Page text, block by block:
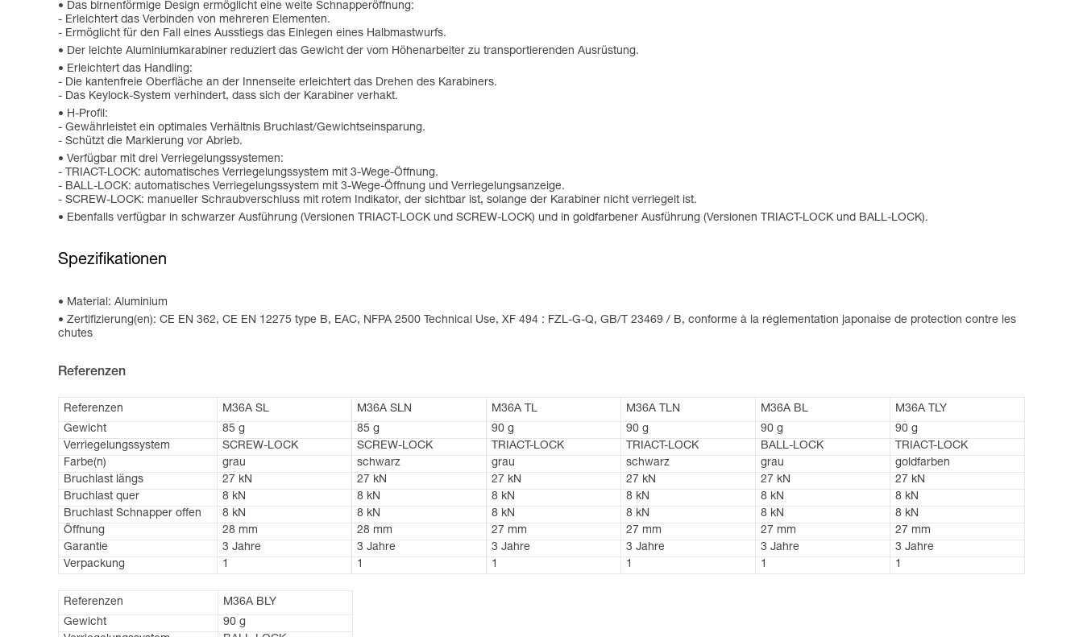
Das birnenförmige Design ermöglicht eine weite Schnapperöffnung:
- Erleichtert das Verbinden von mehreren Elementen.
- Ermöglicht für den Fall eines Ausstiegs das Einlegen eines Halbmastwurfs.
Der leichte Aluminiumkarabiner reduziert das Gewicht der vom Höhenarbeiter zu transportierenden Ausrüstung.
Erleichtert das Handling:
- Die kantenfreie Oberfläche an der Innenseite erleichtert das Drehen des Karabiners.
- Das Keylock-System verhindert, dass sich der Karabiner verhakt.
H-Profil:
- Gewährleistet ein optimales Verhältnis Bruchlast/Gewichtseinsparung.
- Schützt die Markierung vor Abrieb.
Verfügbar mit drei Verriegelungssystemen:
- TRIACT-LOCK: automatisches Verriegelungssystem mit 3-Wege-Öffnung.
- BALL-LOCK: automatisches Verriegelungssystem mit 3-Wege-Öffnung und Verriegelungsanzeige.
- SCREW-LOCK: manueller Schraubverschluss mit rotem Indikator, der sichtbar ist, solange der Karabiner nicht verriegelt ist.
Ebenfalls verfügbar in schwarzer Ausführung (Versionen TRIACT-LOCK und SCREW-LOCK) und in goldfarbener Ausführung (Versionen TRIACT-LOCK und BALL-LOCK).
Spezifikationen
Material: Aluminium
Zertifizierung(en): CE EN 362, CE EN 12275 type B, EAC, NFPA 2500 Technical Use, XF 494 : FZL-G-Q, GB/T 23469 / B, conforme à la réglementation japonaise de protection contre les
chutes
Referenzen
Referenzen M36A SL M36A SLN M36A TL M36A TLN M36A BL
M36A TLY
Gewicht
85 g 85 g 90 g 90 g 90 g
90 g
Verriegelungssystem
SCREW-LOCK SCREW-LOCK TRIACT-LOCK TRIACT-LOCK BALL-LOCK
TRIACT-LOCK
Farbe(n)
grau schwarz grau schwarz grau
goldfarben
Bruchlast längs
27 kN 27 kN 27 kN 27 kN 27 kN
27 kN
Bruchlast quer
8 kN 8 kN 8 kN 8 kN 8 kN
8 kN
Bruchlast Schnapper offen
8 kN 8 kN 8 kN 8 kN 8 kN
8 kN
Öffnung
28 mm 28 mm 27 mm 27 mm 27 mm
27 mm
Garantie
3 Jahre 3 Jahre 3 Jahre 3 Jahre 3 Jahre
3 Jahre
Verpackung
1 1 1 1 1 1
Referenzen
M36A BLY
Gewicht
90 g